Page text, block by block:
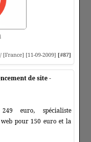
[France] [11-09-2009] [#87]
de site -
euro, spécialiste
web pour 150 euro et la